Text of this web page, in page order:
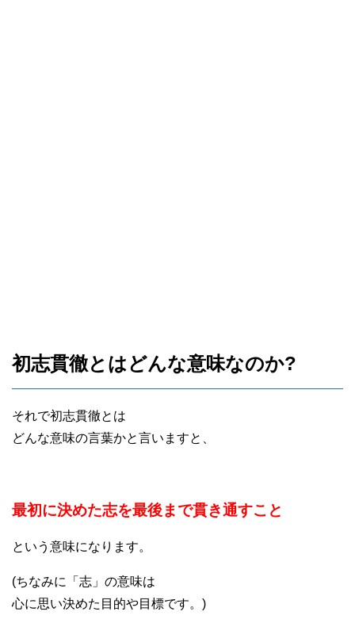
初志貫徹とはどんな意味なのか?
それで初志貫徹とは
どんな意味の言葉かと言いますと、
最初に決めた志を最後まで貫き通すこと
という意味になります。
(ちなみに「志」の意味は
心に思い決めた目的や目標です。)